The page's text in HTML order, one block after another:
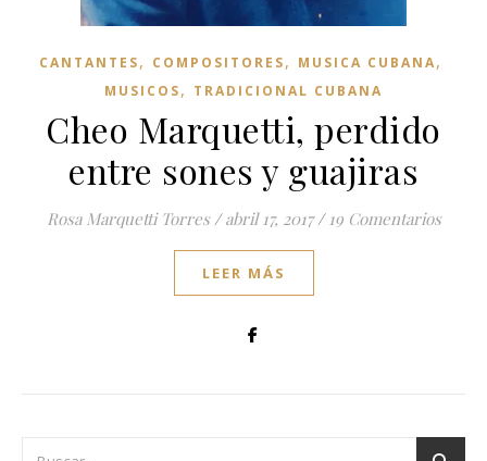
CANTANTES, COMPOSITORES, MUSICA CUBANA,
MUSICOS, TRADICIONAL CUBANA
Cheo Marquetti, perdido
entre sones y guajiras
Rosa Marquetti Torres / abril 17, 2017 / 19 Comentarios
LEER MÁS